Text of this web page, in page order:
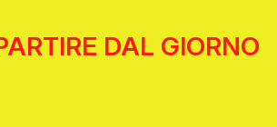
DAL GIORNO